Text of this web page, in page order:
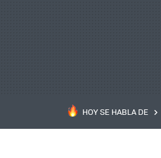
HOY SE HABLA DE